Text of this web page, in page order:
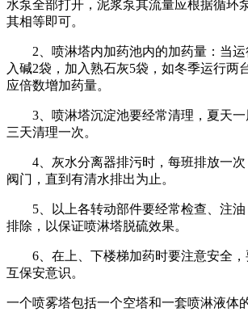
水泵全部打开，泥浆泵其流量应根据循环
其相等即可。
2、喷淋塔内加药池内的加药量：当运
入碱2袋，加入熟石灰5袋，如冬季运行两
应倍数增加药量。
3、喷淋塔沉淀池要经常清理，夏天一
三天清理一次。
4、灰水分离器排污时，每班排放一次
阀门，直到有清水排出为止。
5、以上各转动部件要经常检查、注油
排除，以保证喷淋塔脱硫效果。
6、在上、下楼梯加药时要注意安全，
互保安意识。
一个喷雾塔包括一个空塔和一套喷淋液体